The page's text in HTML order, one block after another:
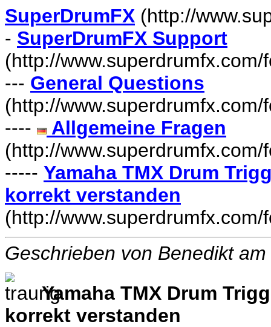
SuperDrumFX (http://
- SuperDrumFX Support
(http://
--- General Questions
(http://
----
Allgemeine Fragen
(http://
----- Yamaha TMX Drum
korrekt verstanden
(http://
Geschrieben von Benedikt
Yamaha TMX Drum
korrekt verstanden